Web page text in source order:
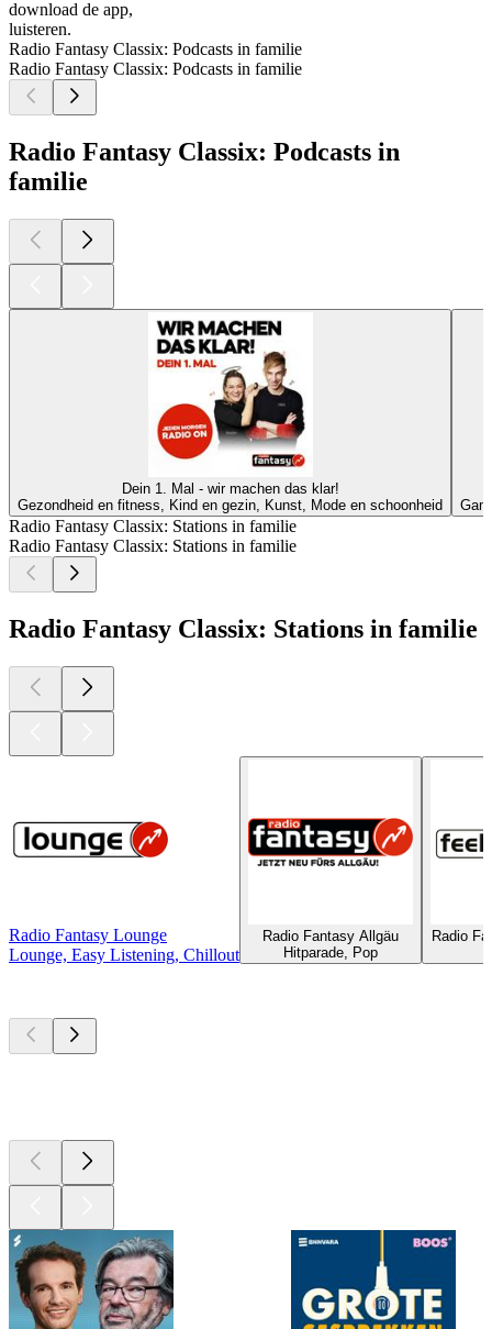
download de app,
luisteren.
Radio Fantasy Classix: Podcasts in familie
Radio Fantasy Classix: Podcasts in familie
Radio Fantasy Classix: Podcasts in
familie
Dein 1. Mal - wir machen das klar!
Gezondheid en fitness, Kind en gezin, Kunst, Mode en schoonheid
Radio Fantasy Classix: Stations in familie
Radio Fantasy Classix: Stations in familie
Radio Fantasy Classix: Stations in familie
Radio Fantasy Lounge
Lounge, Easy Listening, Chillout
Radio Fantasy Allgäu
Hitparade, Pop
Radio